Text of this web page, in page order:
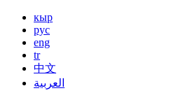
кыр
рус
eng
tr
中文
العربية